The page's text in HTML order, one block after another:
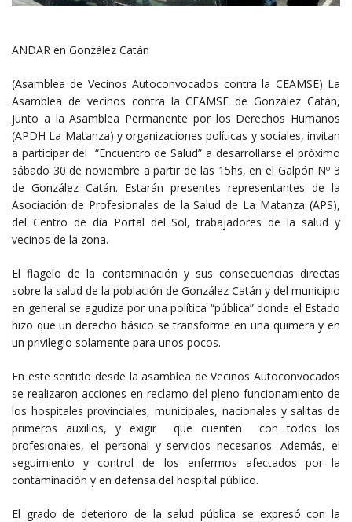
ANDAR en González Catán
(Asamblea de Vecinos Autoconvocados contra la CEAMSE) La
Asamblea de vecinos contra la CEAMSE de González Catán,
junto a la Asamblea Permanente por los Derechos Humanos
(APDH La Matanza) y organizaciones políticas y sociales, invitan
a participar del “Encuentro de Salud” a desarrollarse el próximo
sábado 30 de noviembre a partir de las 15hs, en el Galpón Nº 3
de González Catán. Estarán presentes representantes de la
Asociación de Profesionales de la Salud de La Matanza (APS),
del Centro de día Portal del Sol, trabajadores de la salud y
vecinos de la zona.
El flagelo de la contaminación y sus consecuencias directas
sobre la salud de la población de González Catán y del municipio
en general se agudiza por una política “pública” donde el Estado
hizo que un derecho básico se transforme en una quimera y en
un privilegio solamente para unos pocos.
En este sentido desde la asamblea de Vecinos Autoconvocados
se realizaron acciones en reclamo del pleno funcionamiento de
los hospitales provinciales, municipales, nacionales y salitas de
primeros auxilios, y exigir que cuenten con todos los
profesionales, el personal y servicios necesarios. Además, el
seguimiento y control de los enfermos afectados por la
contaminación y en defensa del hospital público.
El grado de deterioro de la salud pública se expresó con la